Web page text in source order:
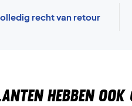
recht van retour
HEBBEN OOK